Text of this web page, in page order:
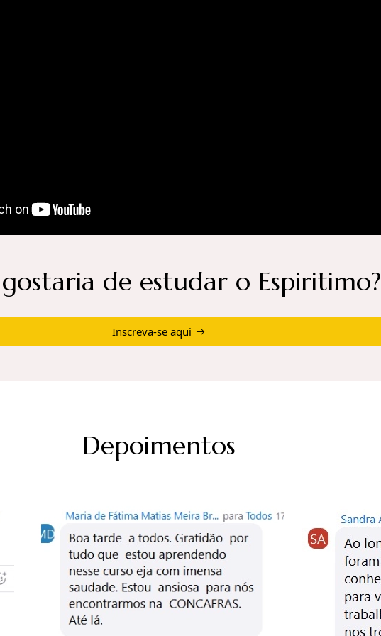
de estudar o Espiritimo?
Inscreva-se aqui
Depoimentos